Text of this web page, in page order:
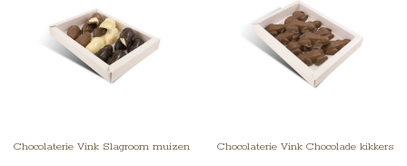
Chocolaterie Vink Slagroom muizen Chocolaterie Vink Chocolade kikkers